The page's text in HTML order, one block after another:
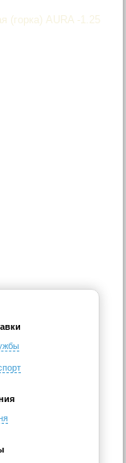
(горка) AURA -1.25